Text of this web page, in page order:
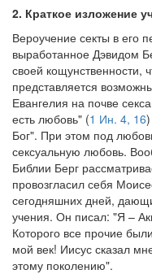
2. Краткое изложение
Вероучение секты в его
выработанное Дэвидом
своей кощунственности,
представляется
Евангелия на почве
есть любовь" (1 Ин. 4, 16
Бог". При этом под
сексуальную любовь.
Библии Берг
провозгласил себя
сегодняшних дней,
учения. Он писал: "Я –
Которого все прочие
мой век! Иисус сказал
этому поколению".